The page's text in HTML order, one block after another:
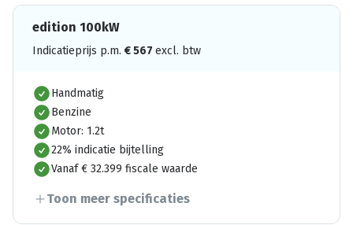
edition 100kW
Indicatieprijs p.m. €567 excl. btw
Handmatig
Benzine
Motor: 1.2t
22% indicatie bijtelling
Vanaf € 32.399 fiscale waarde
Toon meer specificaties